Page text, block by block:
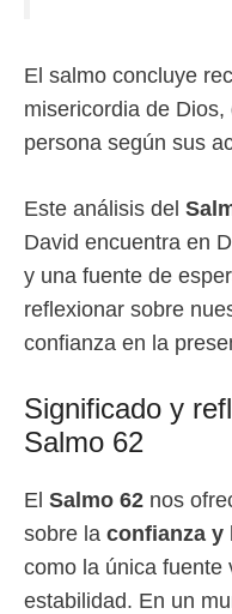
El salmo concluye
misericordia de
persona según sus
Este análisis del
David encuentra en
y una fuente de
reflexionar sobre
confianza en la
Significado y
Salmo 62
El Salmo 62 nos
sobre la confianza y
como la única fuente
estabilidad. En un